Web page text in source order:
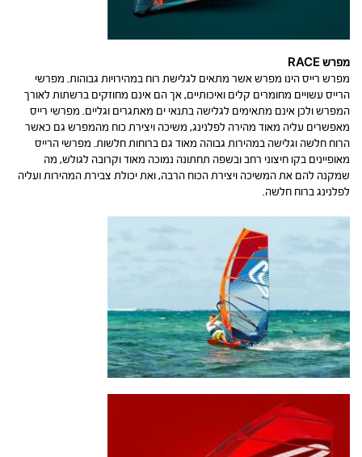
מפרש RACE
מפרש רייס הינו מפרש אשר מתאים לגלישת רוח במהירויות גבוהות. מפרשי
הרייס עשויים מחומרים קלים ואיכותיים, אך הם אינם מחוזקים ברשתות לאורך
המפרש ולכן אינם מתאימים לגלישה בתנאי ים מאתגרים וגליים. מפרשי רייס
מאפשרים עליה מאוד מהירה לפלנינג, משיכה ויצירת כוח מהמפרש גם כאשר
הרוח חלשה וגלישה במהירות גבוהה מאוד גם ברוחות חלשות. מפרשי הרייס
מאופיינים בקו חיצוני רחב ובשפה תחתונה נמוכה מאוד וקרובה לגולש, מה
שמקנה להם את המשיכה ויצירת הכוח הרבה, ואת יכולת צבירת המהירות ועליה
לפלנינג ברוח חלשה.